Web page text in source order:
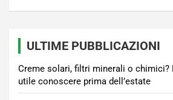
ULTIME PUBBLICAZIONI
Creme solari, filtri minerali o chimici?
utile conoscere prima dell’estate